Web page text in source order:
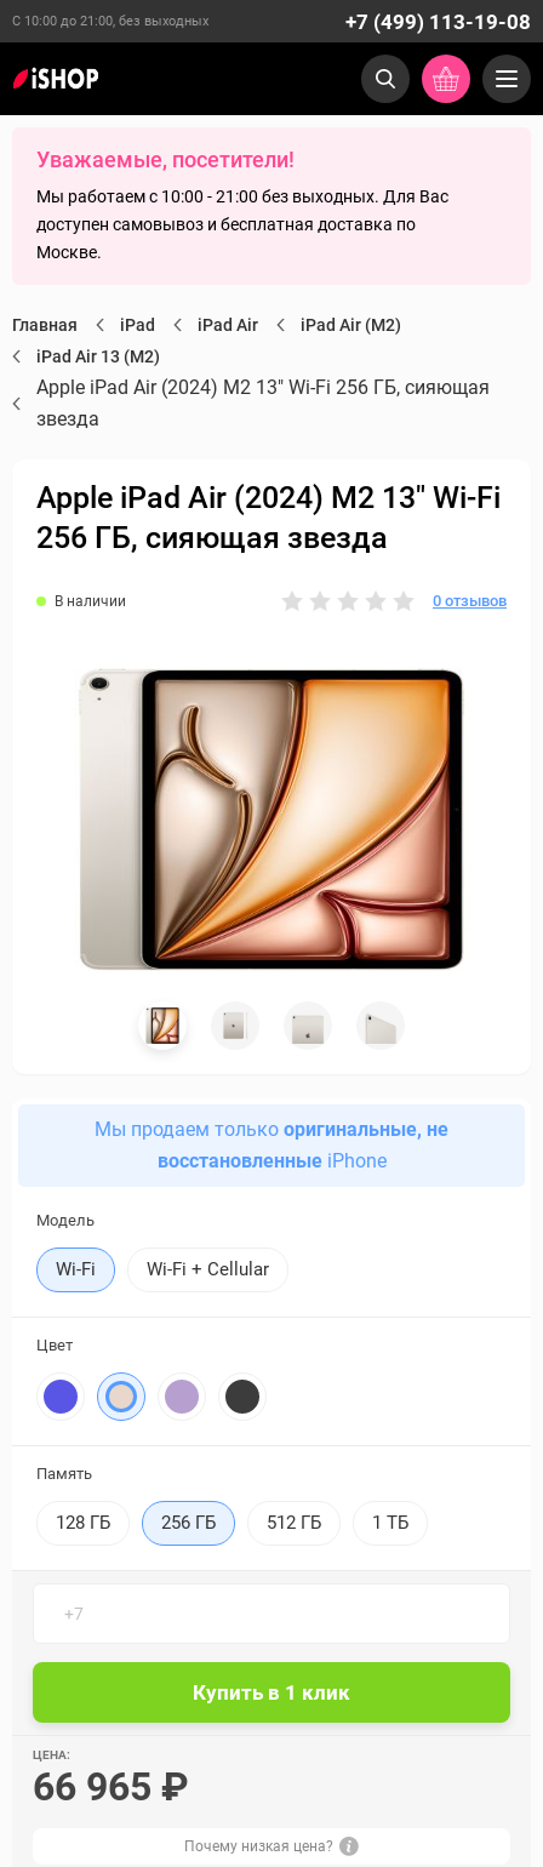
С 10:00 до 21:00, без выходных +7 (499) 113-19-08
Уважаемые, посетители!
Мы работаем с 10:00 - 21:00 без выходных. Для Вас
доступен самовывоз и бесплатная доставка по
Москве.
Главная iPad iPad Air
iPad Air (M2)
iPad Air 13 (M2)
Apple iPad Air (2024) M2 13" Wi-Fi 256 ГБ, сияющая
звезда
Apple iPad Air (2024) M2 13" Wi-Fi
256 ГБ, сияющая звезда
В наличии 0 отзывов
Мы продаем только оригинальные, не
восстановленныеiPhone
Модель
Wi-Fi Wi-Fi + Cellular
Цвет
Память
128 ГБ 256 ГБ 512 ГБ 1 ТБ
ЦЕНА:
66 965 ₽
Почему низкая цена?